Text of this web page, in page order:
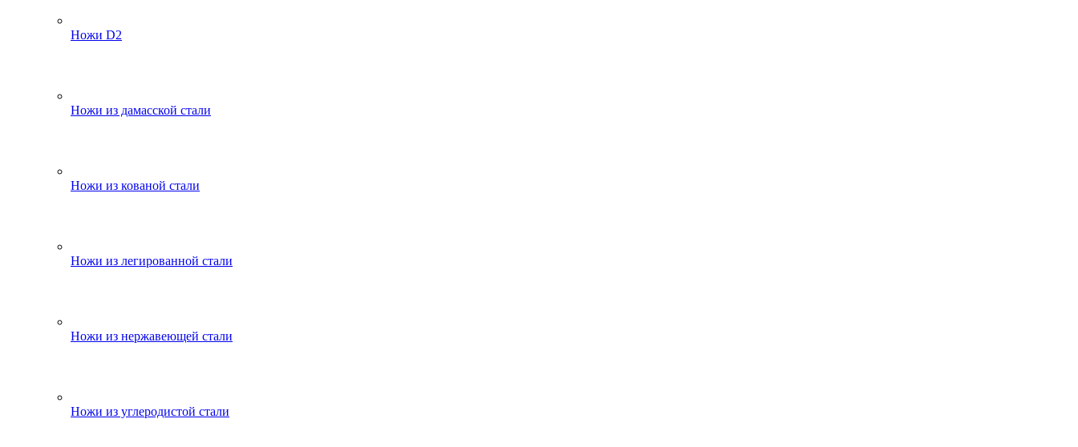
Ножи D2
Ножи из дамасской стали
Ножи из кованой стали
Ножи из легированной стали
Ножи из нержавеющей стали
Ножи из углеродистой стали